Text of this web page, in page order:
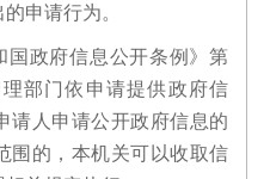
申请行为。
国政府信息公开条例》第
部门依申请提供政府信
请人申请公开政府信息的
围的，本机关可以收取信